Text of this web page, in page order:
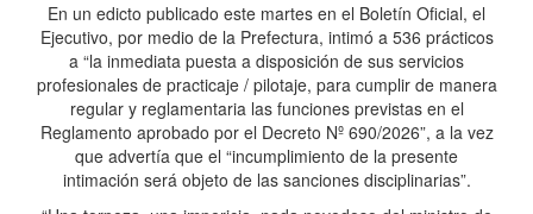
En un edicto publicado este martes en el Boletín Oficial, el
Ejecutivo, por medio de la Prefectura, intimó a 536 prácticos
a “la inmediata puesta a disposición de sus servicios
profesionales de practicaje / pilotaje, para cumplir de manera
regular y reglamentaria las funciones previstas en el
Reglamento aprobado por el Decreto Nº 690/2026”, a la vez
que advertía que el “incumplimiento de la presente
intimación será objeto de las sanciones disciplinarias”.